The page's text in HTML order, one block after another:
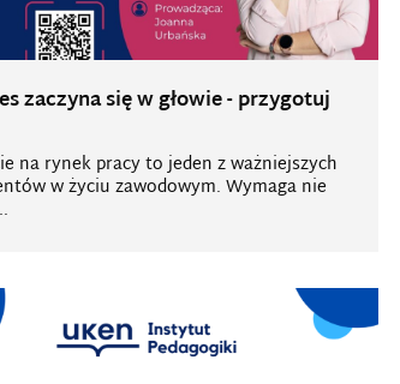
zaczyna się w głowie - przygotuj
na rynek pracy to jeden z ważniejszych
w życiu zawodowym. Wymaga nie